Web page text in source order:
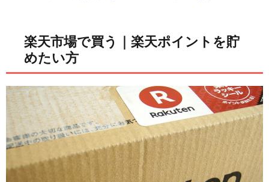
楽天市場で買う｜楽天ポイントを貯
めたい方